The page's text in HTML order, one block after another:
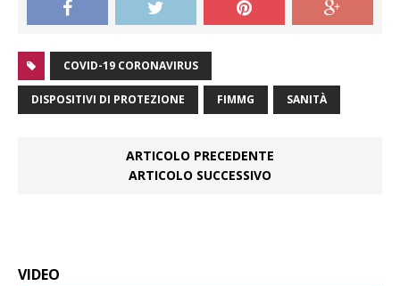
COVID-19 CORONAVIRUS
DISPOSITIVI DI PROTEZIONE FIMMG SANITÀ
ARTICOLO PRECEDENTE
ARTICOLO SUCCESSIVO
VIDEO